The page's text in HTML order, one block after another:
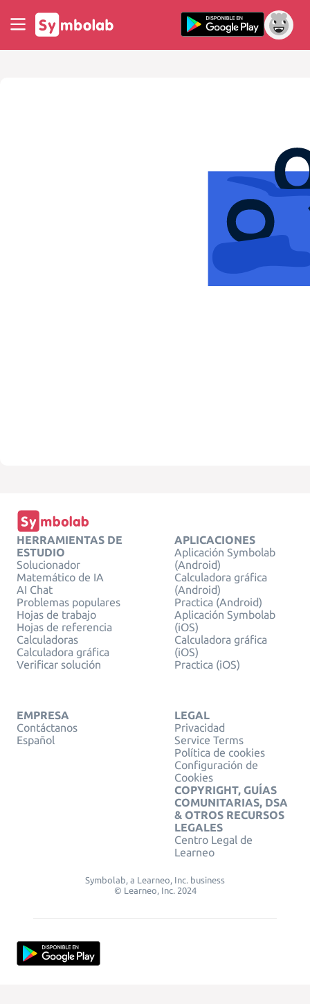
HERRAMIENTAS DE
ESTUDIO
Solucionador
Matemático de IA
AI Chat
Problemas populares
Hojas de trabajo
Hojas de referencia
Calculadoras
Calculadora gráfica
Verificar solución
APLICACIONES
Aplicación Symbolab
(Android)
Calculadora gráfica
(Android)
Practica (Android)
Aplicación Symbolab
(iOS)
Calculadora gráfica
(iOS)
Practica (iOS)
EMPRESA
Contáctanos
Español
LEGAL
Privacidad
Service Terms
Política de cookies
Configuración de
Cookies
COPYRIGHT, GUÍAS
COMUNITARIAS, DSA
& OTROS RECURSOS
LEGALES
Centro Legal de
Learneo
Symbolab, a Learneo, Inc. business
© Learneo, Inc. 2024